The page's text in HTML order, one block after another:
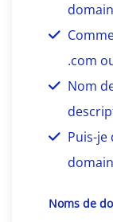
.com
Nom
Puis-
Noms de